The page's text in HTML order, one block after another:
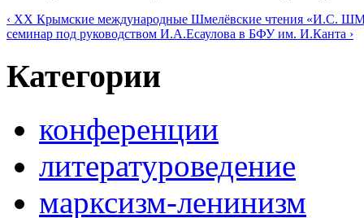
‹ XX Крымские международные Шмелёвские чтения
семинар под руководством И.А.Есаулова в БФУ им. И.Канта ›
Категории
конференции
литературоведение
марксизм-ленинизм